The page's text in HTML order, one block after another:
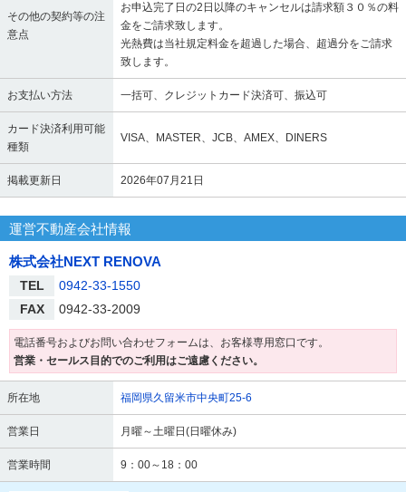
その他の契約等の注
意点
お申込完了日の2日以降のキャンセルは請求額３０％の料
金をご請求致します。
光熱費は当社規定料金を超過した場合、超過分をご請求
致します。
お支払い方法 一括可、クレジットカード決済可、振込可
カード決済利用可能
種類
VISA、MASTER、JCB、AMEX、DINERS
掲載更新日 2026年07月21日
運営不動産会社情報
株式会社NEXT RENOVA
TEL
0942-33-1550
FAX
0942-33-2009
電話番号およびお問い合わせフォームは、お客様専用窓口です。
営業・セールス目的でのご利用はご遠慮ください。
所在地 福岡県久留米市中央町25-6
営業日 月曜～土曜日(日曜休み)
営業時間 9：00～18：00